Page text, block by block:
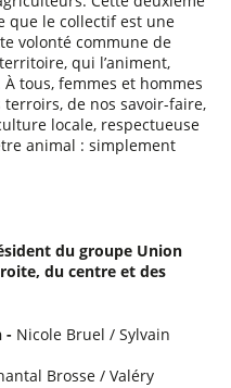
que le collectif est une
volonté commune de
qui l’animent,
tous, femmes et hommes
de nos savoir-faire,
locale, respectueuse
animal : simplement
du groupe Union
du centre et des
- Nicole Bruel / Sylvain
Brosse / Valéry